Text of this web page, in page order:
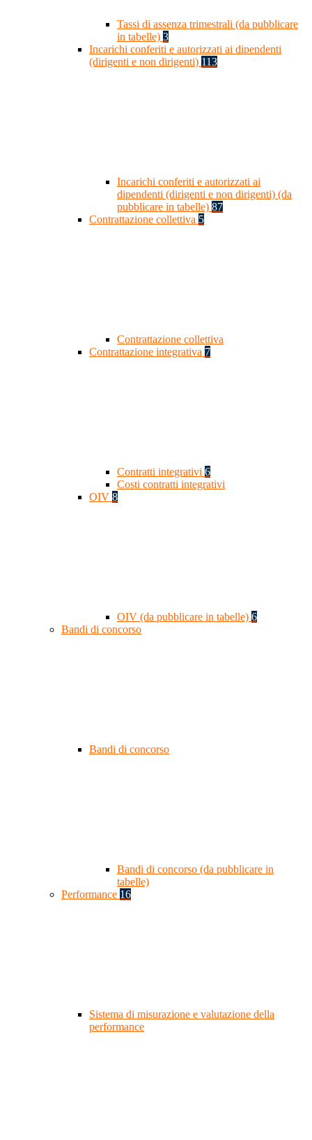
Tassi di assenza trimestrali (da pubblicare
in tabelle) 3
Incarichi conferiti e autorizzati ai dipendenti
(dirigenti e non dirigenti) 113
Incarichi conferiti e autorizzati ai
dipendenti (dirigenti e non dirigenti) (da
pubblicare in tabelle) 87
Contrattazione collettiva 5
Contrattazione collettiva
Contrattazione integrativa 7
Contratti integrativi 6
Costi contratti integrativi
OIV 8
OIV (da pubblicare in tabelle) 6
Bandi di concorso
Bandi di concorso
Bandi di concorso (da pubblicare in
tabelle)
Performance 16
Sistema di misurazione e valutazione della
performance